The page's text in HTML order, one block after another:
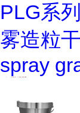
PLG系
雾造粒
spray